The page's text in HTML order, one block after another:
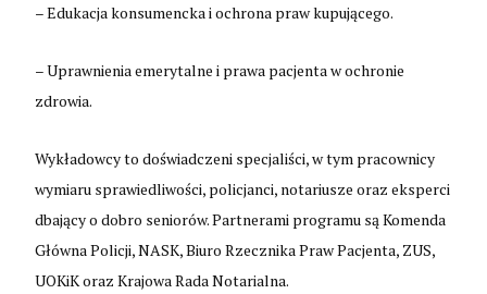
– Edukacja konsumencka i ochrona praw kupującego.
– Uprawnienia emerytalne i prawa pacjenta w ochronie
zdrowia.
Wykładowcy to doświadczeni specjaliści, w tym pracownicy
wymiaru sprawiedliwości, policjanci, notariusze oraz eksperci
dbający o dobro seniorów. Partnerami programu są Komenda
Główna Policji, NASK, Biuro Rzecznika Praw Pacjenta, ZUS,
UOKiK oraz Krajowa Rada Notarialna.